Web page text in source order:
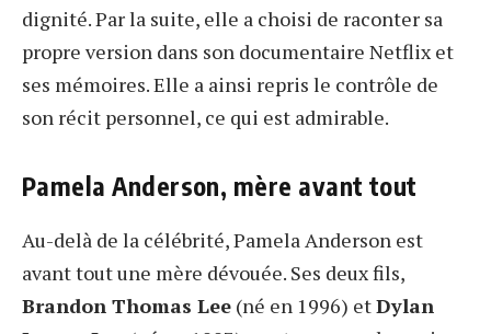
dignité. Par la suite, elle a choisi de raconter sa
propre version dans son documentaire Netflix et
ses mémoires. Elle a ainsi repris le contrôle de
son récit personnel, ce qui est admirable.
Pamela Anderson, mère avant tout
Au-delà de la célébrité, Pamela Anderson est
avant tout une mère dévouée. Ses deux fils,
Brandon Thomas Lee (né en 1996) etDylan